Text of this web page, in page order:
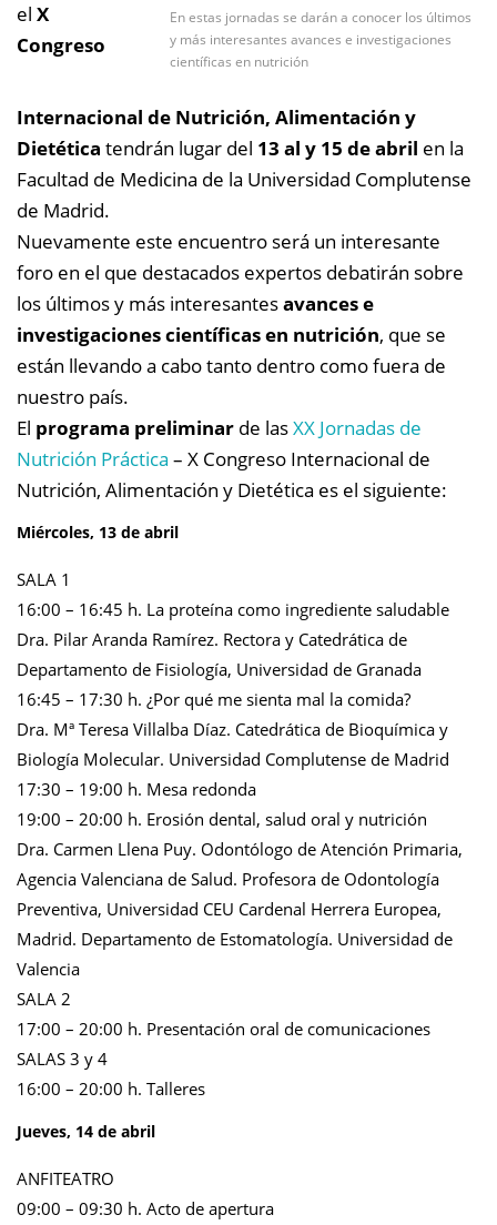
En estas jornadas se darán a conocer los últimos
y más interesantes avances e investigaciones
científicas en nutrición
el X
Congreso
Internacional de Nutrición, Alimentación y
Dietética tendrán lugar del 13 al y 15 de abril en la
Facultad de Medicina de la Universidad Complutense
de Madrid.
Nuevamente este encuentro será un interesante
foro en el que destacados expertos debatirán sobre
los últimos y más interesantesavances e
investigaciones científicas en nutrición, que se
están llevando a cabo tanto dentro como fuera de
nuestro país.
El programa preliminar de lasXX Jornadas de
Nutrición Práctica – X Congreso Internacional de
Nutrición, Alimentación y Dietética es el siguiente:
Miércoles, 13 de abril
SALA 1
16:00 – 16:45 h. La proteína como ingrediente saludable
Dra. Pilar Aranda Ramírez. Rectora y Catedrática de
Departamento de Fisiología, Universidad de Granada
16:45 – 17:30 h. ¿Por qué me sienta mal la comida?
Dra. Mª Teresa Villalba Díaz. Catedrática de Bioquímica y
Biología Molecular. Universidad Complutense de Madrid
17:30 – 19:00 h. Mesa redonda
19:00 – 20:00 h. Erosión dental, salud oral y nutrición
Dra. Carmen Llena Puy. Odontólogo de Atención Primaria,
Agencia Valenciana de Salud. Profesora de Odontología
Preventiva, Universidad CEU Cardenal Herrera Europea,
Madrid. Departamento de Estomatología. Universidad de
Valencia
SALA 2
17:00 – 20:00 h. Presentación oral de comunicaciones
SALAS 3 y 4
16:00 – 20:00 h. Talleres
Jueves, 14 de abril
ANFITEATRO
09:00 – 09:30 h. Acto de apertura